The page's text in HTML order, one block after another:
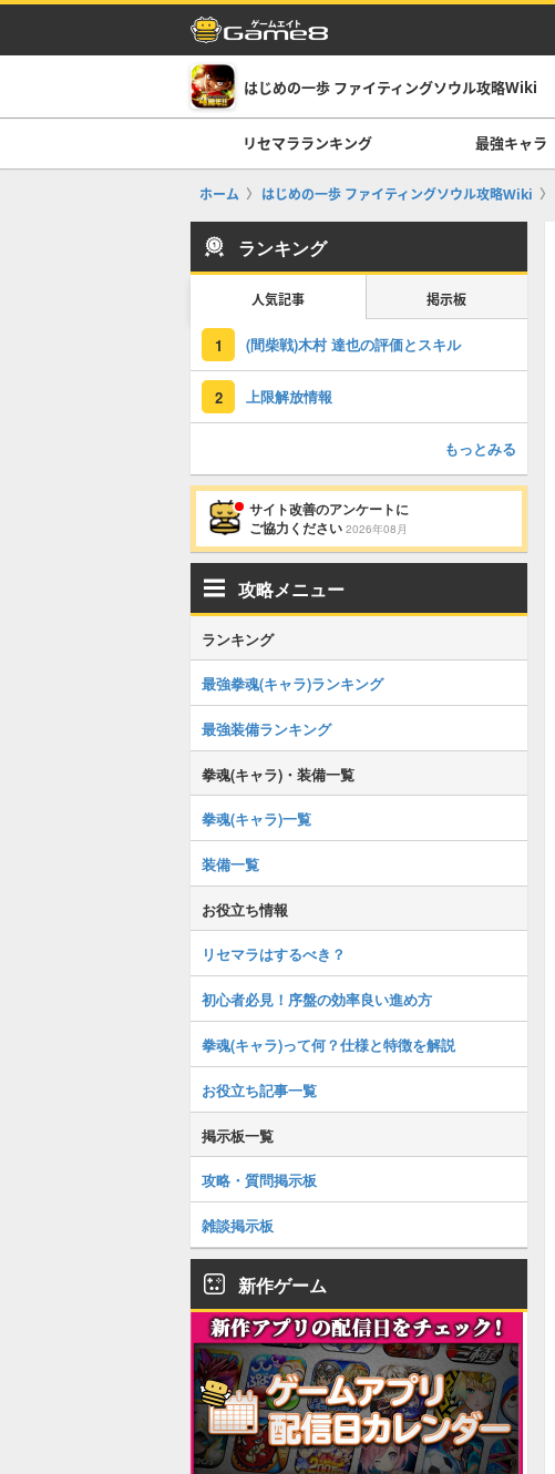
はじめの一歩 ファイティングソウル攻略Wiki
リセマラランキング 最強キャラ
ホーム はじめの一歩 ファイティングソウル攻略Wiki
ランキング
人気記事 掲示板
1 (間柴戦)木村 達也の評価とスキル
2 上限解放情報
もっとみる
サイト改善のアンケートに
ご協力ください 2026年08月
攻略メニュー
ランキング
最強拳魂(キャラ)ランキング
最強装備ランキング
拳魂(キャラ)・装備一覧
拳魂(キャラ)一覧
装備一覧
お役立ち情報
リセマラはするべき？
初心者必見！序盤の効率良い進め方
拳魂(キャラ)って何？仕様と特徴を解説
お役立ち記事一覧
掲示板一覧
攻略・質問掲示板
雑談掲示板
新作ゲーム